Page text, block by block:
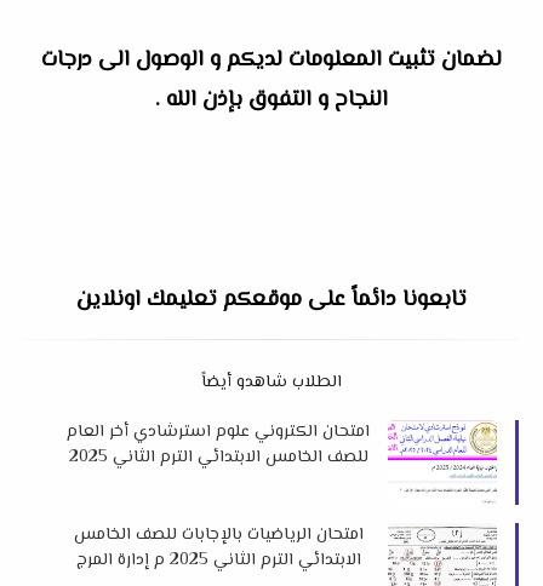
لضمان تثبيت المعلومات لديكم و الوصول الى درجات
النجاح و التفوق بإذن الله .
تابعونا دائماً على موقعكم تعليمك اونلاين
الطلاب شاهدو أيضاً
امتحان الكتروني علوم استرشادي أخر العام
للصف الخامس الابتدائي الترم الثاني 2025
امتحان الرياضيات بالإجابات للصف الخامس
الابتدائي الترم الثاني 2025 م إدارة المرج